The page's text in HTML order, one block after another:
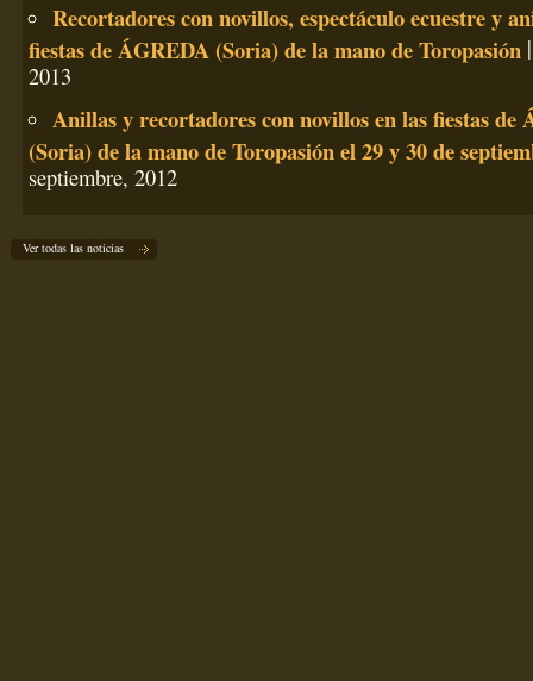
Recortadores con novillos, espectáculo ecuestre y
fiestas de ÁGREDA (Soria) de la mano de Toropasión
2013
Anillas y recortadores con novillos en las fiestas de
(Soria) de la mano de Toropasión el 29 y 30 de
septiembre, 2012
Ver todas las noticias